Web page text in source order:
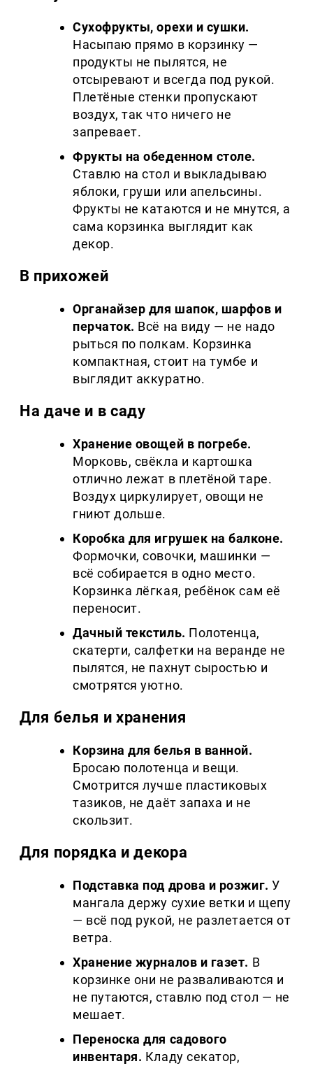
Сухофрукты, орехи и сушки.
Насыпаю прямо в корзинку —
продукты не пылятся, не
отсыревают и всегда под рукой.
Плетёные стенки пропускают
воздух, так что ничего не
запревает.
Фрукты на обеденном столе.
Ставлю на стол и выкладываю
яблоки, груши или апельсины.
Фрукты не катаются и не мнутся, а
сама корзинка выглядит как
декор.
В прихожей
Органайзер для шапок, шарфов и
перчаток. Всё на виду — не надо
рыться по полкам. Корзинка
компактная, стоит на тумбе и
выглядит аккуратно.
На даче и в саду
Хранение овощей в погребе.
Морковь, свёкла и картошка
отлично лежат в плетёной таре.
Воздух циркулирует, овощи не
гниют дольше.
Коробка для игрушек на балконе.
Формочки, совочки, машинки —
всё собирается в одно место.
Корзинка лёгкая, ребёнок сам её
переносит.
Дачный текстиль. Полотенца,
скатерти, салфетки на веранде не
пылятся, не пахнут сыростью и
смотрятся уютно.
Для белья и хранения
Корзина для белья в ванной.
Бросаю полотенца и вещи.
Смотрится лучше пластиковых
тазиков, не даёт запаха и не
скользит.
Для порядка и декора
Подставка под дрова и розжиг. У
мангала держу сухие ветки и щепу
— всё под рукой, не разлетается от
ветра.
Хранение журналов и газет. В
корзинке они не разваливаются и
не путаются, ставлю под стол — не
мешает.
Переноска для садового
инвентаря. Кладу секатор,